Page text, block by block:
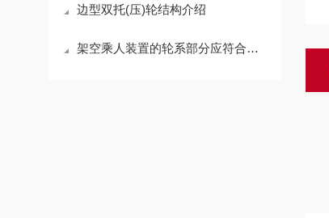
边型双托(压)轮结构介绍
架空乘人装置的轮系部分应符合以下要求